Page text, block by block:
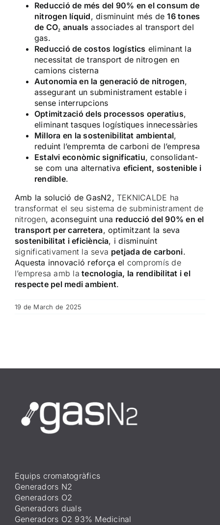
Reducció de més del 90% en el consum de
nitrogen líquid, disminuint més de16 tones
de CO₂ anuals associades al transport del
gas.
Reducció de costos logístics eliminant la
necessitat de transport de nitrogen en
camions cisterna
Autonomia en la generació de nitrogen,
assegurant un subministrament estable i
sense interrupcions
Optimització dels processos operatius,
eliminant tasques logístiques innecessàries
Millora en la sostenibilitat ambiental,
reduint l’empremta de carboni de l’empresa
Estalvi econòmic significatiu, consolidant-
se com una alternativa eficient, sostenible i
rendible.
Amb la solució de GasN2, TEKNICALDE ha
transformat el seu sistema de subministrament de
nitrogen, aconseguint una reducció del90% en el
transport per carretera, optimitzant la seva
sostenibilitat i eficiència, i disminuint
significativament la seva petjada de carboni.
Aquesta innovació reforça el compromís de
l’empresa amb la tecnologia, la rendibilitat i el
respecte pel medi ambient.
19 de March de 2025
Equips cromatogràfics
Generadors N2
Generadors O2
Generadors duals
Generadors O2 93% Medicinal